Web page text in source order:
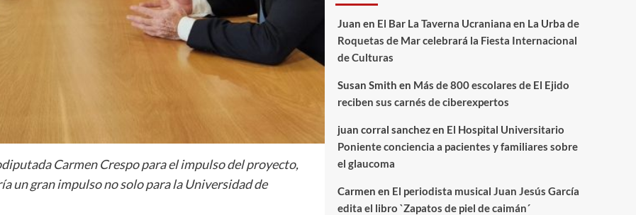
Carmen Crespo para el impulso del proyecto,
un gran impulso no solo para la Universidad de
Juan en El Bar La Taverna Ucraniana en La Urba de
Roquetas de Mar celebrará la Fiesta Internacional
de Culturas
Susan Smith en Más de 800 escolares de El Ejido
reciben sus carnés de ciberexpertos
juan corral sanchezen El Hospital Universitario
Poniente conciencia a pacientes y familiares sobre
el glaucoma
Carmen en El periodista musical Juan Jesús García
edita el libro `Zapatos de piel de caimán´